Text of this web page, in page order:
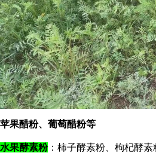
苹果醋粉、葡萄醋粉等
水果酵素粉：柿子酵素粉、枸杞酵